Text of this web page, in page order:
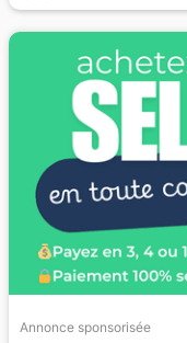
Annonce sponsorisée